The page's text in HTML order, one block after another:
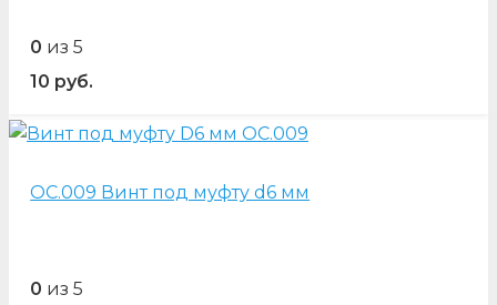
0 из 5
10 руб.
OC.009 Винт под муфту d6 мм
0 из 5